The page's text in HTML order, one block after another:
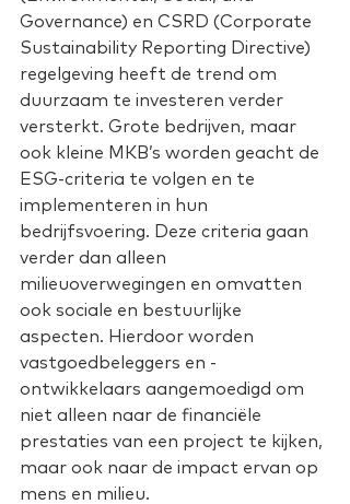
Governance) en CSRD (Corporate
Sustainability Reporting Directive)
regelgeving heeft de trend om
duurzaam te investeren verder
versterkt. Grote bedrijven, maar
ook kleine MKB’s worden geacht de
ESG-criteria te volgen en te
implementeren in hun
bedrijfsvoering. Deze criteria gaan
verder dan alleen
milieuoverwegingen en omvatten
ook sociale en bestuurlijke
aspecten. Hierdoor worden
vastgoedbeleggers en -
ontwikkelaars aangemoedigd om
niet alleen naar de financiële
prestaties van een project te kijken,
maar ook naar de impact ervan op
mens en milieu.